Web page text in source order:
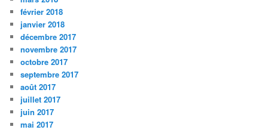
février 2018
janvier 2018
décembre 2017
novembre 2017
octobre 2017
septembre 2017
août 2017
juillet 2017
juin 2017
mai 2017